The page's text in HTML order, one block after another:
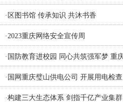
· 区图书馆 传承知识 共沐书香
·2023重庆网络安全宣传周
· 国防教育进校园 同心共筑强军梦 重
· 国网重庆璧山供电公司 开展用电检
·构建三大生态体系 剑指千亿产业